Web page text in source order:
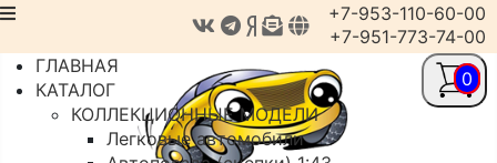
+7-953-110-60-00
+7-951-773-74-00
ГЛАВНАЯ
КАТАЛОГ
КОЛЛЕКЦИОННЫЕ МОДЕЛИ
Легковые автомобили
0